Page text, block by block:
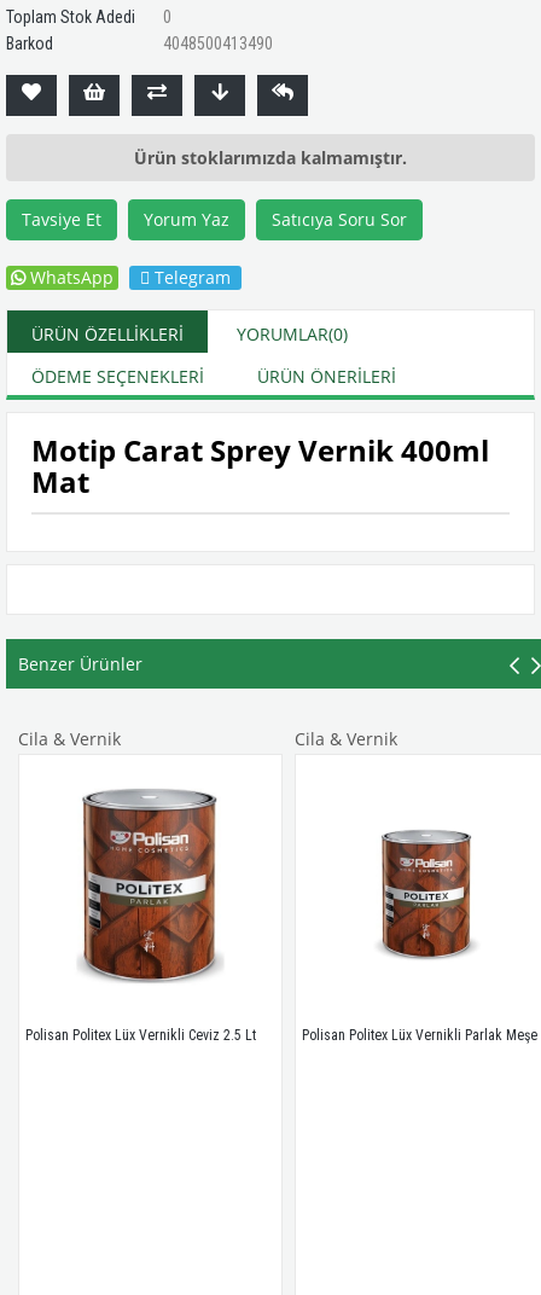
Toplam Stok Adedi
0
Barkod
4048500413490
Ürün stoklarımızda kalmamıştır.
Tavsiye Et Yorum Yaz Satıcıya Soru Sor
WhatsApp Telegram
ÜRÜN ÖZELLIKLERI YORUMLAR(0)
ÖDEME SEÇENEKLERI
ÜRÜN ÖNERILERI
Motip Carat Sprey Vernik 400ml
Mat
Benzer Ürünler
Cila & Vernik
Polisan Politex Lüx Vernikli Ceviz 2.5 Lt
Cila & Vernik
Polisan Politex Lüx Vernikli Parlak Meşe 0.75 Lt